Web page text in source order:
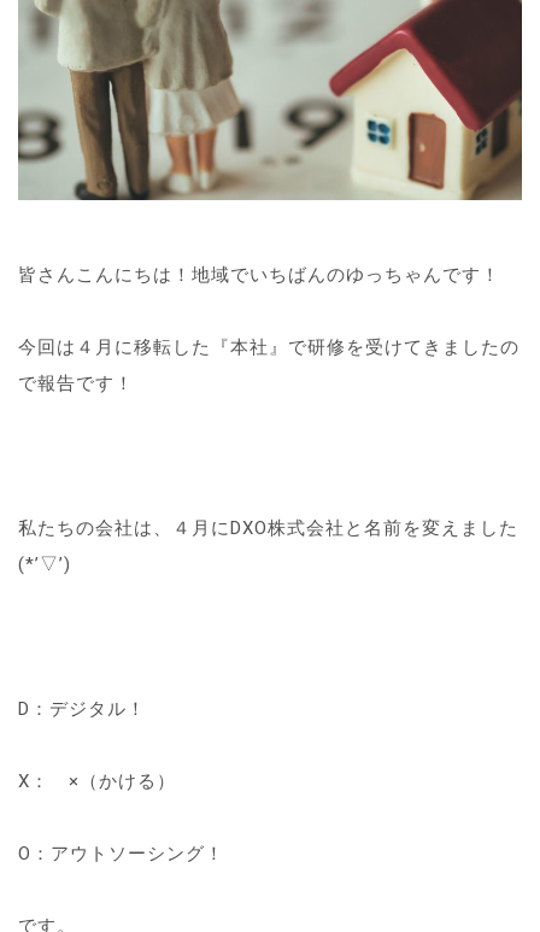
皆さんこんにちは！地域でいちばんのゆっちゃんです！
今回は４月に移転した『本社』で研修を受けてきましたの
で報告です！
私たちの会社は、４月にDXO株式会社と名前を変えました
(*’▽’)
D：デジタル！
X： ×（かける）
O：アウトソーシング！
です。